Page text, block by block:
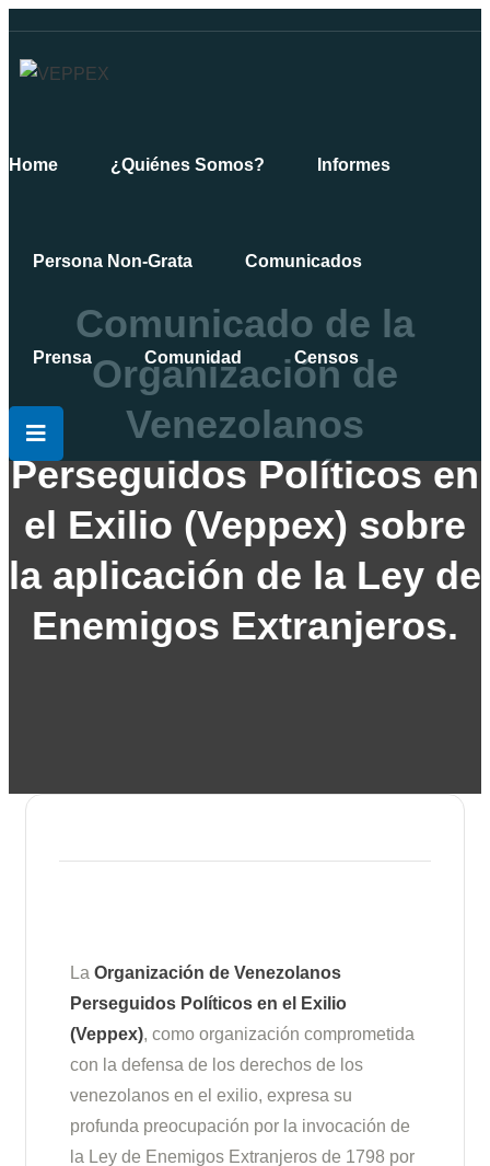
Home ¿Quiénes Somos? Informes
Persona Non-Grata Comunicados
Prensa Comunidad Censos
Comunicado de la
Organización de
Venezolanos
Perseguidos Políticos en
el Exilio (Veppex) sobre
la aplicación de la Ley de
Enemigos Extranjeros.
La Organización de Venezolanos
Perseguidos Políticos en el Exilio
(Veppex), como organización comprometida
con la defensa de los derechos de los
venezolanos en el exilio, expresa su
profunda preocupación por la invocación de
la Ley de Enemigos Extranjeros de 1798 por